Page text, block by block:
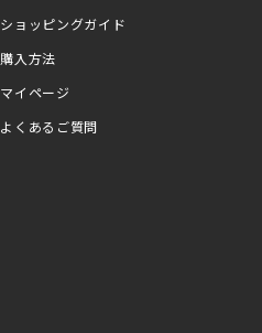
ショッピングガイド
購入方法
マイページ
よくあるご質問